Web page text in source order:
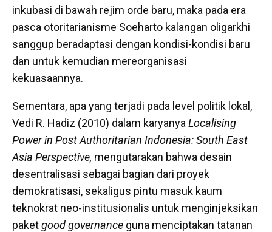
inkubasi di bawah rejim orde baru, maka pada era
pasca otoritarianisme Soeharto kalangan oligarkhi
sanggup beradaptasi dengan kondisi-kondisi baru
dan untuk kemudian mereorganisasi
kekuasaannya.
Sementara, apa yang terjadi pada level politik lokal,
Vedi R. Hadiz (2010) dalam karyanya Localising
Power in Post Authoritarian Indonesia: South East
Asia Perspective, mengutarakan bahwa desain
desentralisasi sebagai bagian dari proyek
demokratisasi, sekaligus pintu masuk kaum
teknokrat neo-institusionalis untuk menginjeksikan
paketgood governance guna menciptakan tatanan